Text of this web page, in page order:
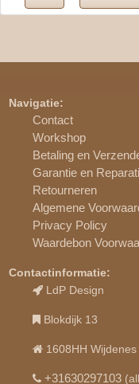
Navigatie:
Contact
Workshop
Betaling en
Garantie en
Retourneren
Algemene
Privacy Policy
Waardebon
Contactinformatie:
LdP Design
Blokdijk 13
1608HH
+31630297103